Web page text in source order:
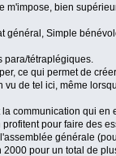
bien
général, Simple
para/tétraplégiques.
ce qui permet de
de tel ici, même
communication qui
pour faire des
générale
pour un total de